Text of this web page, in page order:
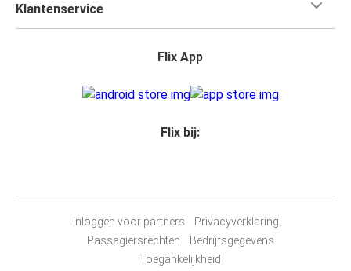
Klantenservice
Flix App
Flix bij:
Inloggen voor partners
Privacyverklaring
Passagiersrechten
Bedrijfsgegevens
Toegankelijkheid